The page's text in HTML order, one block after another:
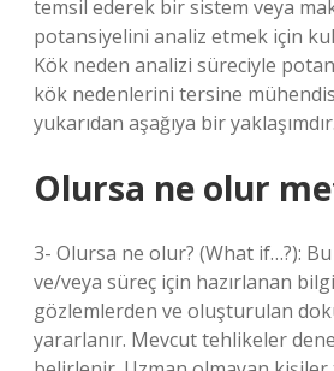
temsil ederek bir sistem veya
potansiyelini analiz etmek için
Kök neden analizi süreciyle
kök nedenlerini tersine
yukarıdan aşağıya bir yaklaşımdır.
Olursa ne olur
3- Olursa ne olur? (What if…?):
ve/veya süreç için hazırlanan
gözlemlerden ve oluşturulan
yararlanır. Mevcut tehlikeler